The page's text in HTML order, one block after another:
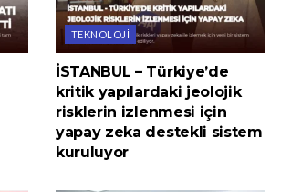
TEKNOLOJI
İSTANBUL – Türkiye’de
kritik yapılardaki jeolojik
risklerin izlenmesi için
yapay zeka destekli sistem
kuruluyor